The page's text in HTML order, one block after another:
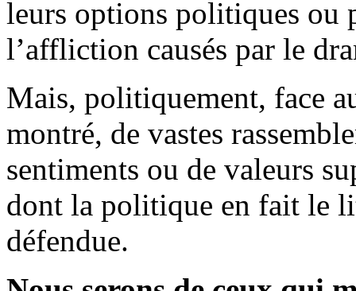
leurs options politiques ou
l’affliction causés par le
Mais, politiquement, face
montré, de vastes
sentiments ou de valeurs
dont la politique en fait le
défendue.